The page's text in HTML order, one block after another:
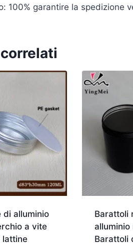
100% garantire la spedizione
di alluminio
a vite
lattine
Barattoli
alluminio
Barattoli